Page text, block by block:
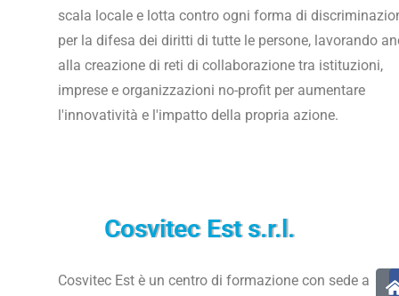
scala locale e lotta contro ogni forma di
per la difesa dei diritti di tutte le persone, lavorando
alla creazione di reti di collaborazione tra istituzioni,
imprese e organizzazioni no-profit per aumentare
l'innovatività e l'impatto della propria azione.
Cosvitec Est s.r.l.
Cosvitec Est è un centro di formazione con sede a